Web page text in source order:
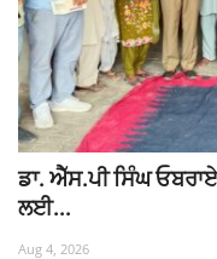
ਡਾ. ਐੱਸ.ਪੀ ਸਿੰਘ
ਲਈ...
Aug 4, 2026